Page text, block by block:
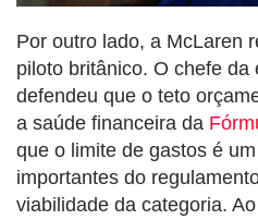
Por outro lado, a McLaren
piloto britânico. O chefe da
defendeu que o teto
a saúde financeira da
que o limite de gastos é
importantes do
viabilidade da categoria.